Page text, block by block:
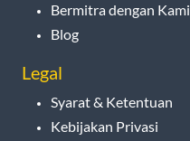
Bermitra dengan Kami
Blog
Legal
Syarat & Ketentuan
Kebijakan Privasi